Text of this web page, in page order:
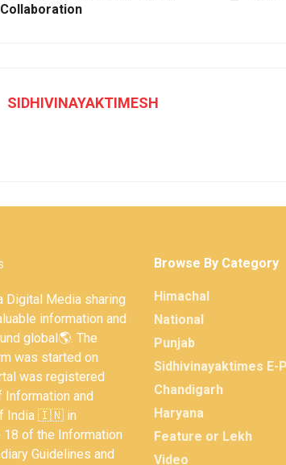
SIDHIVINAYAKTIMESH
Digital Media sharing
information and
global🌎. The
was started on
was registered
and
India 🇮🇳 in
18 of the Information
Guidelines and
Browse By Category
Himachal
National
Punjab
Sidhivinayaktimes E-
Chandigarh
Haryana
Feature or Lekh
Video